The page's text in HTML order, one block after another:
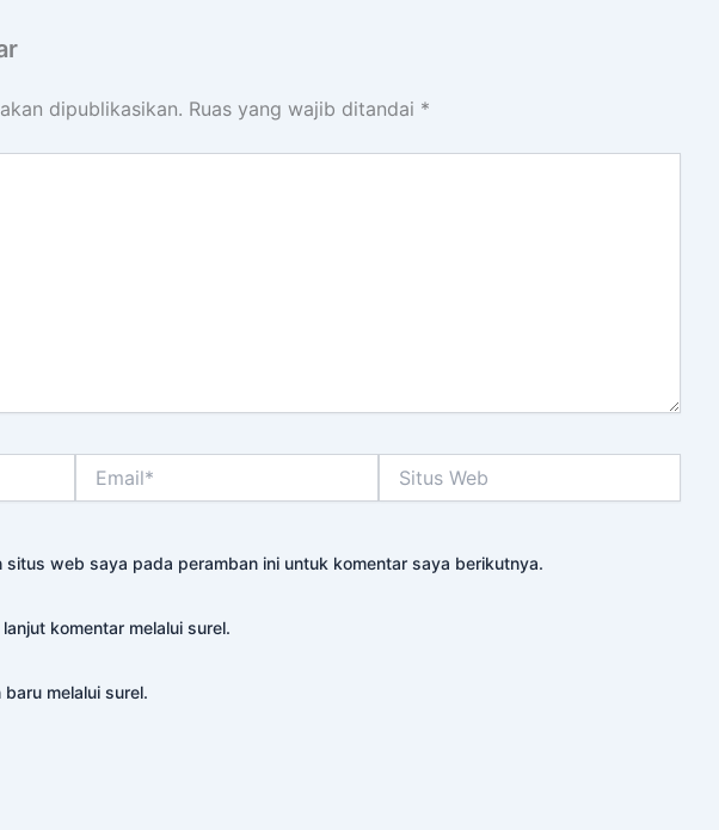
dipublikasikan. Ruas yang wajib ditandai *
Web
situs web saya pada peramban ini untuk komentar saya berikutnya.
komentar melalui surel.
melalui surel.